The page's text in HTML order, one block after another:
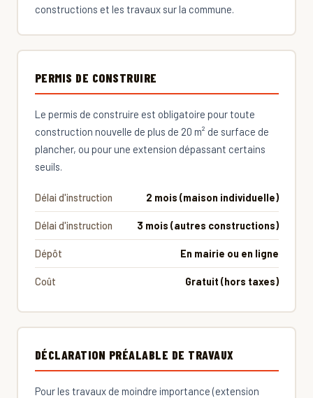
constructions et les travaux sur la commune.
PERMIS DE CONSTRUIRE
Le permis de construire est obligatoire pour toute
construction nouvelle de plus de 20 m² de surface de
plancher, ou pour une extension dépassant certains
seuils.
Délai d'instruction 2 mois (maison individuelle)
Délai d'instruction 3 mois (autres constructions)
Dépôt En mairie ou en ligne
Coût Gratuit (hors taxes)
DÉCLARATION PRÉALABLE DE TRAVAUX
Pour les travaux de moindre importance (extension